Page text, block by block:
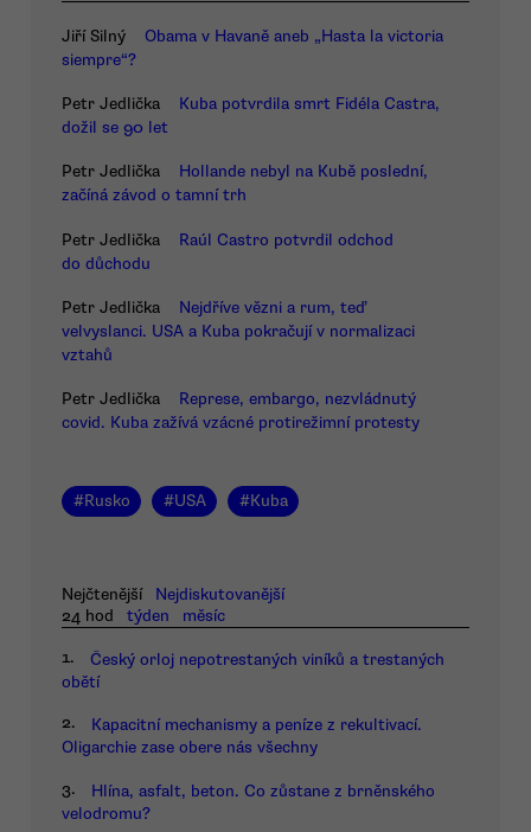
Jiří Silný
Obama v Havaně aneb „Hasta la victoria
siempre“?
Petr Jedlička
Kuba potvrdila smrt Fidéla Castra,
dožil se 90 let
Petr Jedlička
Hollande nebyl na Kubě poslední,
začíná závod o tamní trh
Petr Jedlička
Raúl Castro potvrdil odchod
do důchodu
Petr Jedlička
Nejdříve vězni a rum, teď
velvyslanci. USA a Kuba pokračují v normalizaci
vztahů
Petr Jedlička
Represe, embargo, nezvládnutý
covid. Kuba zažívá vzácné protirežimní protesty
#Rusko #USA #Kuba
Nejčtenější
Nejdiskutovanější
24 hod
týden měsíc
1.
Český orloj nepotrestaných viníků a trestaných
obětí
2.
Kapacitní mechanismy a peníze z rekultivací.
Oligarchie zase obere nás všechny
3.
Hlína, asfalt, beton. Co zůstane z brněnského
velodromu?